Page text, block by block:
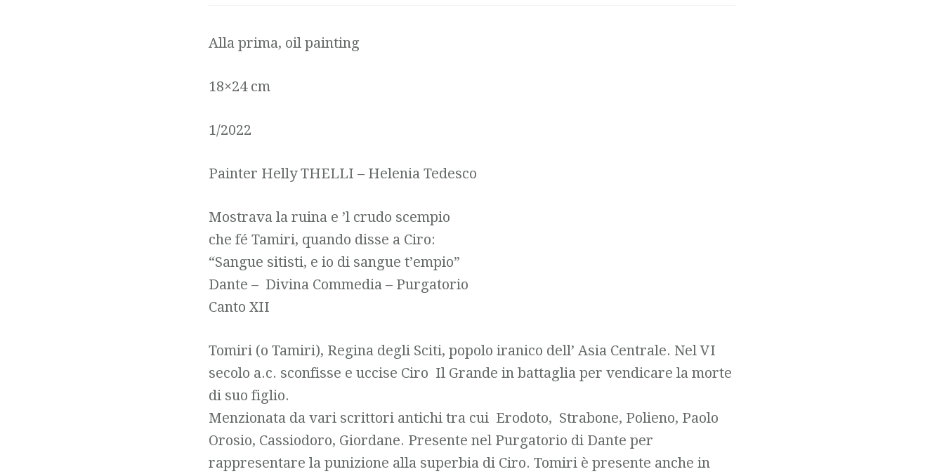
Alla prima, oil painting
18×24 cm
1/2022
Painter Helly THELLI – Helenia Tedesco
Mostrava la ruina e ’l crudo scempio
che fé Tamiri, quando disse a Ciro:
“Sangue sitisti, e io di sangue t’empio”
Dante – Divina Commedia – Purgatorio
Canto XII
Tomiri (o Tamiri), Regina degli Sciti, popolo iranico dell’ Asia Centrale. Nel VI
secolo a.c. sconfisse e uccise Ciro Il Grande in battaglia per vendicare la morte
di suo figlio.
Menzionata da vari scrittori antichi tra cui Erodoto, Strabone, Polieno, Paolo
Orosio, Cassiodoro, Giordane. Presente nel Purgatorio di Dante per
rappresentare la punizione alla superbia di Ciro. Tomiri è presente anche in